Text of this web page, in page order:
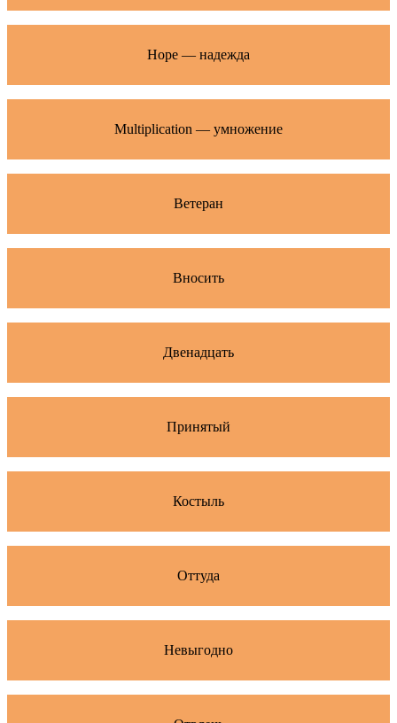
Hope — надежда
Multiplication — умножение
Ветеран
Вносить
Двенадцать
Принятый
Костыль
Оттуда
Невыгодно